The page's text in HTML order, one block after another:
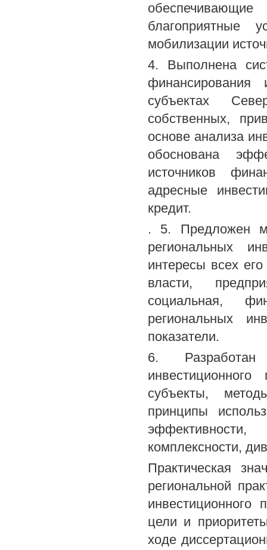
благоприятные
мобилизации
4. Выполнена
финансирования
субъектах
собственных,
основе анализа
обоснована
источников
адресные
кредит.
. 5. Предложен
региональных
интересы всех
власти,
социальная,
региональных
показатели.
6. Разработан
субъекты,
принципы
комплексности,
Практическая
региональной
инвестиционного
цели и
ходе